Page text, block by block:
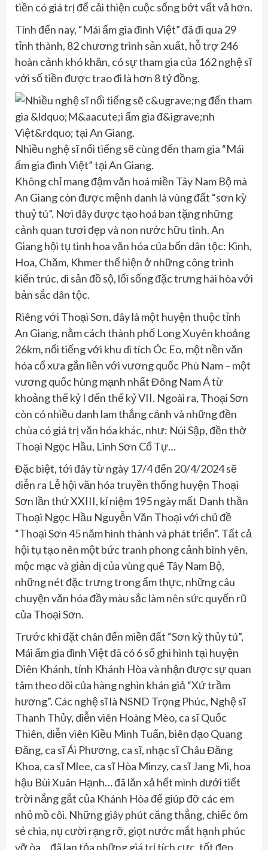
tiền có giá trị để cải thiện cuộc sống bớt vất vả hơn.
Tính đến nay, “Mái ấm gia đình Việt” đã đi qua 29
tỉnh thành, 82 chương trình sản xuất, hỗ trợ 246
hoàn cảnh khó khăn, có sự tham gia của 162 nghệ sĩ
với số tiền được trao đi là hơn 8 tỷ đồng.
Nhiều nghệ sĩ nổi tiếng sẽ cùng đến tham gia “Mái
ấm gia đình Việt” tại An Giang.
Không chỉ mang đậm văn hoá miền Tây Nam Bộ mà
An Giang còn được mệnh danh là vùng đất “sơn kỳ
thuỷ tú”. Nơi đây được tạo hoá ban tặng những
cảnh quan tươi đẹp và non nước hữu tình. An
Giang hội tụ tinh hoa văn hóa của bốn dân tộc: Kinh,
Hoa, Chăm, Khmer thể hiện ở những công trình
kiến trúc, di sản đồ sộ, lối sống đặc trưng hài hòa với
bản sắc dân tộc.
Riêng với Thoại Sơn, đây là một huyện thuộc tỉnh
An Giang, nằm cách thành phố Long Xuyên khoảng
26km, nổi tiếng với khu di tích Óc Eo, một nền văn
hóa cổ xưa gắn liền với vương quốc Phù Nam – một
vương quốc hùng mạnh nhất Đông Nam Á từ
khoảng thế kỷ I đến thế kỷ VII. Ngoài ra, Thoại Sơn
còn có nhiều danh lam thắng cảnh và những đền
chùa có giá trị văn hóa khác, như: Núi Sập, đền thờ
Thoại Ngọc Hầu, Linh Sơn Cổ Tự…
Đặc biệt, tới đây từ ngày 17/4 đến 20/4/2024 sẽ
diễn ra Lễ hội văn hóa truyền thống huyện Thoại
Sơn lần thứ XXIII, kỉ niệm 195 ngày mất Danh thần
Thoại Ngọc Hầu Nguyễn Văn Thoại với chủ đề
“Thoại Sơn 45 năm hình thành và phát triển”. Tất cả
hội tụ tạo nên một bức tranh phong cảnh bình yên,
mộc mạc và giản dị của vùng quê Tây Nam Bộ,
những nét đặc trưng trong ẩm thực, những câu
chuyện văn hóa đầy màu sắc làm nên sức quyến rũ
của Thoại Sơn.
Trước khi đặt chân đến miền đất “Sơn kỳ thủy tú”,
Mái ấm gia đình Việt đã có 6 số ghi hình tại huyện
Diên Khánh, tỉnh Khánh Hòa và nhận được sự quan
tâm theo dõi của hàng nghìn khán giả “Xứ trầm
hương”. Các nghệ sĩ là NSND Trọng Phúc, Nghệ sĩ
Thanh Thủy, diễn viên Hoàng Mèo, ca sĩ Quốc
Thiên, diễn viên Kiều Minh Tuấn, biên đạo Quang
Đăng, ca sĩ Ái Phương, ca sĩ, nhạc sĩ Châu Đăng
Khoa, ca sĩ Mlee, ca sĩ Hòa Minzy, ca sĩ Jang Mi, hoa
hậu Bùi Xuân Hạnh… đã lăn xả hết mình dưới tiết
trời nắng gắt của Khánh Hòa để giúp đỡ các em
nhỏ mồ côi. Những giây phút căng thẳng, chiếc ôm
sẻ chia, nụ cười rạng rỡ, giọt nước mắt hạnh phúc
vỡ òa… đã lan tỏa những giá trị tích cực, tốt đẹp,